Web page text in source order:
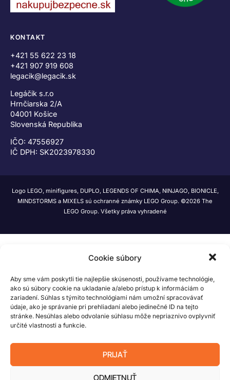
Cookie súbory
Aby sme vám poskytli tie najlepšie skúsenosti, používame technológie,
ako sú súbory cookie na ukladanie a/alebo prístup k informáciám o
zariadení. Súhlas s týmito technológiami nám umožní spracovávať
údaje, ako je správanie pri prehliadaní alebo jedinečné ID na tejto
stránke. Nesúhlas alebo odvolanie súhlasu môže nepriaznivo ovplyvniť
určité vlastnosti a funkcie.
PRIJAŤ
ODMIETNUŤ
KONTAKT
+421 55 622 23 18
+421 907 919 608
legacik@legacik.sk
Legáčik s.r.o
Hrnčiarska 2/A
04001 Košice
Slovenská Republika
IČO: 47556927
IČ DPH: SK2023978330
Logo LEGO, minifigures, DUPLO, LEGENDS OF CHIMA, NINJAGO, BIONICLE,
MINDSTORMS a MIXELS sú ochranné známky LEGO Group. ©2026 The
LEGO Group. Všetky práva vyhradené